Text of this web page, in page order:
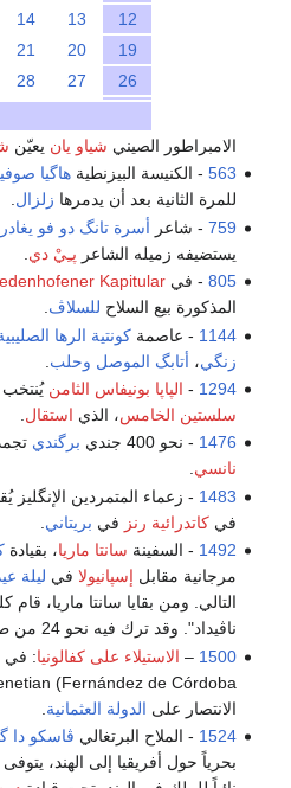
12
13
14
19
20
21
26
27
28
الامبراطور الصيني شياو يان يعيّن
563 - الكنيسة البيزنطيةهاگيا
للمرة الثانية بعد أن يدمرها زلزال.
759 - شاعر أسرة تانگ دو فو
يستضيفه زميله الشاعر پـِيْ دي
805 - فيKapitular
المذكورة بيع السلاح للسلاڤ.
1144 - عاصمةكونتية الرها
زنگي، أتابگ الموصل وحلب
1294
- الپاپا بونيفاس الثامن يُنتخب
سلستين الخامس، الذي استقال
1476 - نحو 400 جندي برگندي
نانسي.
1483 - زعماء المتمردين الإنگليز
فيكاتدرائية رنز في بريتاني
1492 - السفينة سانتا ماريا، بقيادة
مرجانية مقابل إسپانيولا في ليلة
التالي. ومن بقايا سانتا ماريا،
ناڤيداد". وقد ترك فيه نحو 24 من طاقم السفينة.
1500
– الاستيلاء على كفالونيا: في
- Venetian
الانتصار على الدولة العثمانية
1524 - الملاح البرتغالي ڤاسكو دا
بحرياً حول أفريقيا إلى الهند،